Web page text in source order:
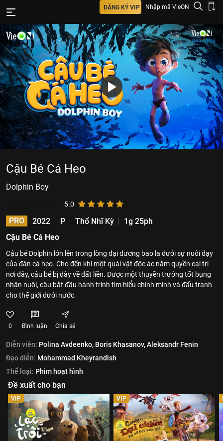
ĐĂNG KÝ VIP Nhập mã VieON
Cậu Bé Cá Heo
Dolphin Boy
5.0
PRO 2022 P Thổ Nhĩ Kỳ
1g 25ph
Cậu Bé Cá Heo
Cậu bé Dolphin lớn lên trong lòng đại dương bao la dưới sự nuôi dạy
của đàn cá heo. Cho đến khi một quái vật độc ác nắm quyền cai trị
nơi đây, cậu bé bị đày về đất liền. Được một thuyền trưởng tốt bụng
nhận nuôi, cậu bắt đầu hành trình tìm hiểu chính mình và đấu tranh
cho thế giới dưới nước.
0 Bình luận Chia sẻ
Diễn viên: Polina Avdeenko, Boris Khasanov,Aleksandr Fenin
Đạo diễn: Mohammad Kheyrandish
Thể loại: Phim hoạt hình
Đề xuất cho bạn
VIP VIP